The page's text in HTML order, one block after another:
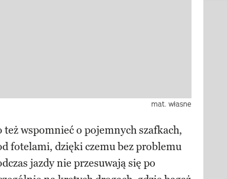
mat. własne
wspomnieć o pojemnych szafkach,
fotelami, dzięki czemu bez problemu
jazdy nie przesuwają się po